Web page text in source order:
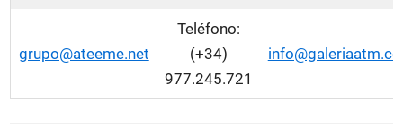
grupo@ateeme.net
Teléfono:
(+34)
977.245.721